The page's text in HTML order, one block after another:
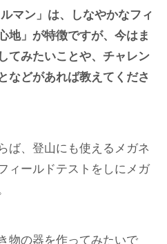
マン」は、しなやかなフィ
地」が特徴ですが、今はま
てみたいことや、チャレン
などがあれば教えてくださ
ば、登山にも使えるメガネ
ィールドテストをしにメガ
物の器を作ってみたいで